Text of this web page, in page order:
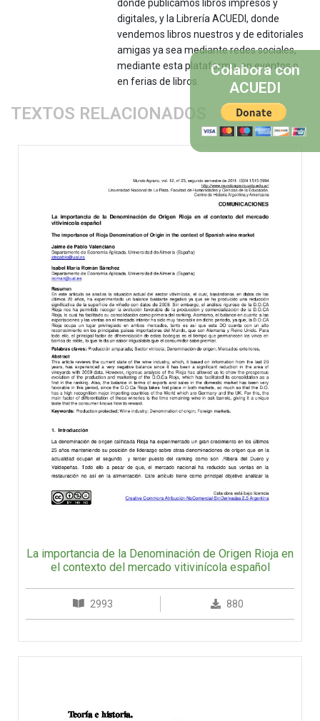
donde publicamos libros impresos y
digitales, y la Librería ACUEDI, donde
vendemos libros nuestros y de editoriales
amigas ya sea mediante redes sociales,
mediante esta plataforma, en eventos o
en ferias de libros.
TEXTOS RELACIONADOS
La importancia de la Denominación de Origen Rioja en
el contexto del mercado vitivinícola español
2993 880
Colabora con
ACUEDI